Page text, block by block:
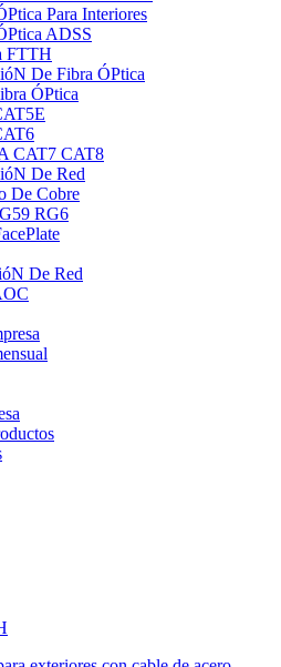
Para Interiores
ADSS
FTTH
De Fibra ÓPtica
ÓPtica
CAT7 CAT8
De Red
De Cobre
RG6
De Red